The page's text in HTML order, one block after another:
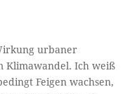
urbaner
Klimawandel. Ich weiß
Feigen wachsen,